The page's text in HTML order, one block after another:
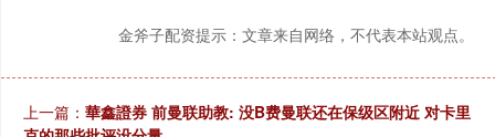
金斧子配资提示：文章来自网络，不代表本站观点。
上一篇： 華鑫證券 前曼联助教: 没B费曼联还在保级区附近 对卡里